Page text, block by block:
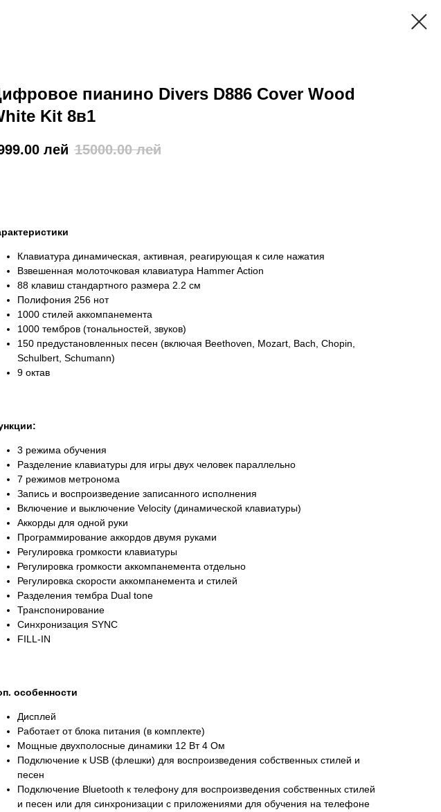
пианино Divers D886 Cover Wood
Kit 8в1
лей 15000.00 лей
Клавиатура динамическая, активная, реагирующая к силе нажатия
Взвешенная молоточковая клавиатура Hammer Action
88 клавиш стандартного размера 2.2 см
Полифония 256 нот
1000 стилей аккомпанемента
1000 тембров (тональностей, звуков)
150 предустановленных песен (включая Beethoven, Mozart, Bach, Chopin,
Schulbert, Schumann)
9 октав
3 режима обучения
Разделение клавиатуры для игры двух человек параллельно
7 режимов метронома
Запись и воспроизведение записанного исполнения
Включение и выключение Velocity (динамической клавиатуры)
Аккорды для одной руки
Программирование аккордов двумя руками
Регулировка громкости клавиатуры
Регулировка громкости аккомпанемента отдельно
Регулировка скорости аккомпанемента и стилей
Разделения тембра Dual tone
Транспонирование
Синхронизация SYNC
FILL-IN
особенности
Дисплей
Работает от блока питания (в комплекте)
Мощные двухполосные динамики 12 Вт 4 Ом
Подключение к USB (флешки) для воспроизведения собственных стилей и
песен
Подключение Bluetooth к телефону для воспроизведения собственных стилей
и песен или для синхронизации с приложениями для обучения на телефоне